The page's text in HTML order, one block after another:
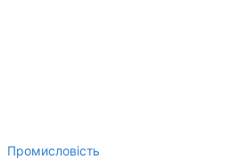
Промисловість